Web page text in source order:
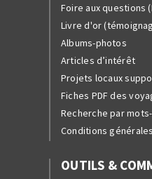
Foire aux questions
Livre d'or
Albums-photos
Articles d’intérêt
Projets locaux
Fiches PDF des
Recherche par
Conditions
OUTILS &